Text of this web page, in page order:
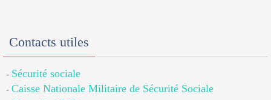
Contacts utiles
- Sécurité sociale
- Caisse Nationale Militaire de Sécurité Sociale